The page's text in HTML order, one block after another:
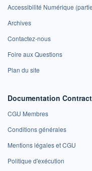
Accessibilité Numérique
Archives
Contactez-nous
Foire aux Questions
Plan du site
Documentation
CGU Membres
Conditions générales
Mentions légales et CGU
Politique d'exécution